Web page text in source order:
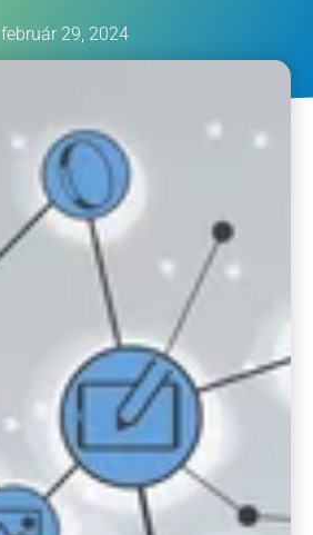
február 29, 2024